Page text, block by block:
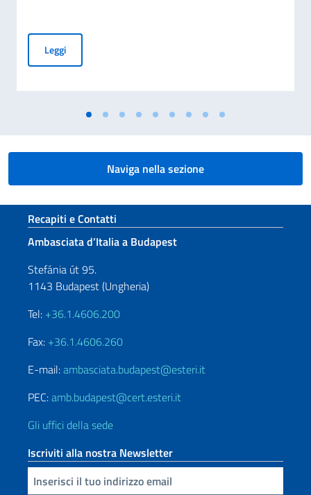
LeggiMessaggio del Vice Presidente del Consiglio dei Ministri e
Naviga nella sezione
Sezione footer
Recapiti e Contatti
Ambasciata d’Italia a Budapest
Stefánia út 95.
1143 Budapest (Ungheria)
Tel: +36.1.4606.200
Fax: +36.1.4606.260
E-mail:ambasciata.budapest@esteri.it
PEC:amb.budapest@cert.esteri.it
Gli uffici della sede
Iscriviti alla nostra Newsletter
Inserisci la tua email